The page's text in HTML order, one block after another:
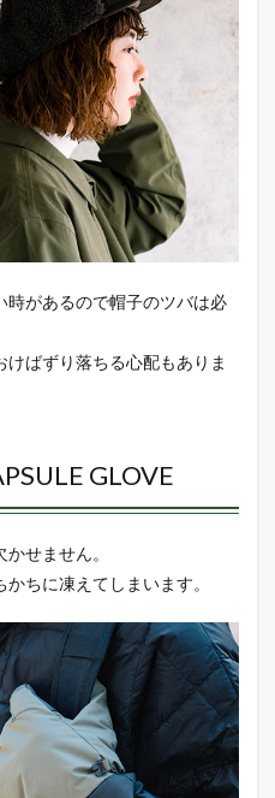
時があるので帽子のツバは必
ばずり落ちる心配もありま
GLOVE
せません。
ちに凍えてしまいます。